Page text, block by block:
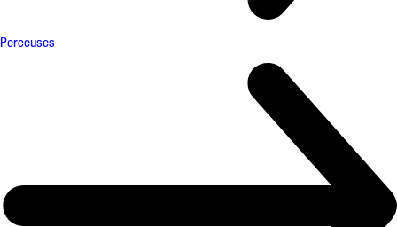
Perceuses